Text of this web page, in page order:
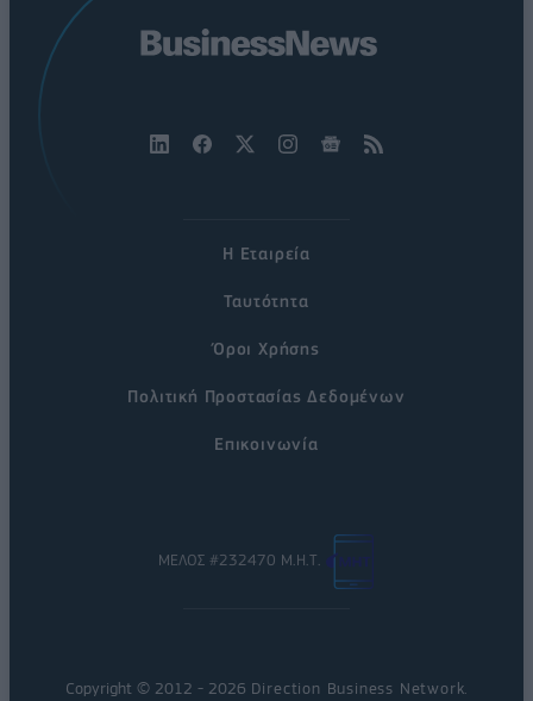
Η Εταιρεία
Ταυτότητα
Όροι Χρήσης
Πολιτική Προστασίας Δεδομένων
Επικοινωνία
ΜΕΛΟΣ #232470 Μ.Η.Τ.
Copyright © 2012 - 2026 Direction Business Network.